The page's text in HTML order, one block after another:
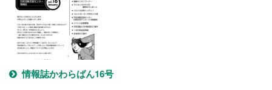
情報誌かわらばん16号